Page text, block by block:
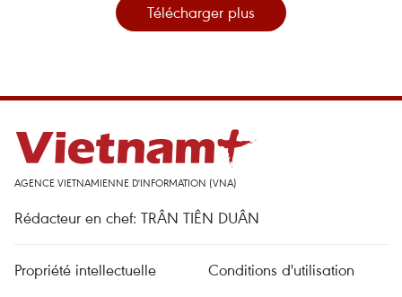
Télécharger plus
AGENCE VIETNAMIENNE D'INFORMATION (VNA)
Rédacteur en chef: TRÂN TIÊN DUÂN
Propriété intellectuelle
Conditions d'utilisation